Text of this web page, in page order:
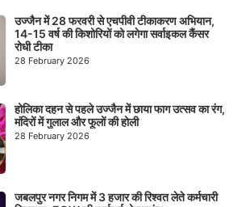
उज्जैन में 28 फरवरी से एचपीवी टीकाकरण अभियान,
14-15 वर्ष की किशोरियों को लगेगा सर्वाइकल कैंसर
रोधी टीका
28 February 2026
होलिका दहन से पहले उज्जैन में छाया फाग उत्सव का रंग,
मंदिरों में गुलाल और फूलों की होली
28 February 2026
जबलपुर नगर निगम में 3 हजार की रिश्वत लेते कर्मचारी